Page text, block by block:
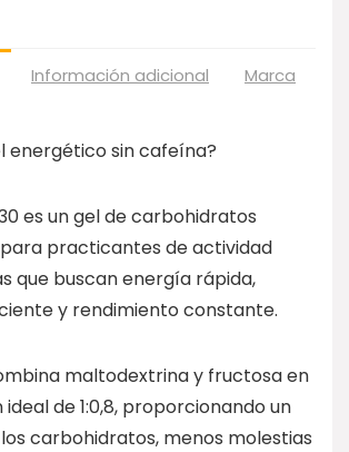
Información adicional Marca
energético sin cafeína?
es un gel de carbohidratos
practicantes de actividad
que buscan energía rápida,
y rendimiento constante.
maltodextrina y fructosa en
de 1:0,8, proporcionando un
carbohidratos, menos molestias